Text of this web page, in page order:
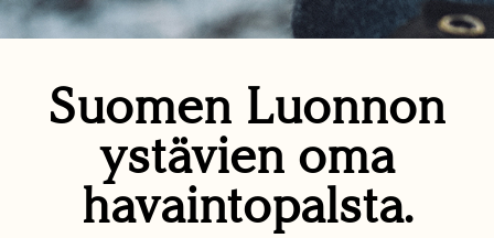
Suomen Luonnon
ystävien oma
havaintopalsta.